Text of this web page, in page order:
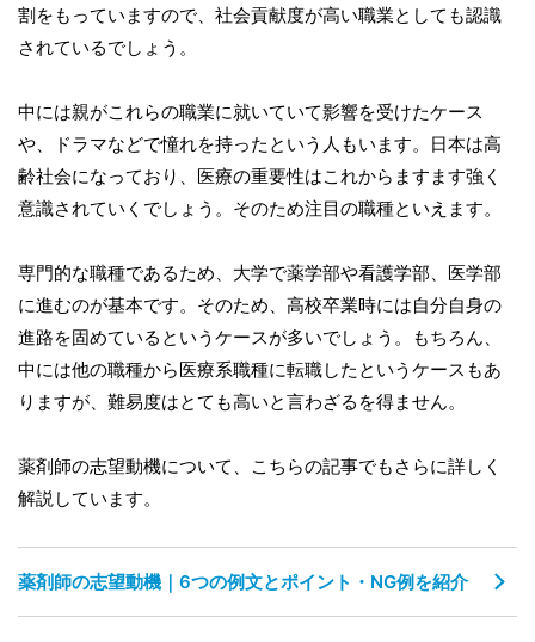
割をもっていますので、社会貢献度が高い職業としても認識
されているでしょう。
中には親がこれらの職業に就いていて影響を受けたケース
や、ドラマなどで憧れを持ったという人もいます。日本は高
齢社会になっており、医療の重要性はこれからますます強く
意識されていくでしょう。そのため注目の職種といえます。
専門的な職種であるため、大学で薬学部や看護学部、医学部
に進むのが基本です。そのため、高校卒業時には自分自身の
進路を固めているというケースが多いでしょう。もちろん、
中には他の職種から医療系職種に転職したというケースもあ
りますが、難易度はとても高いと言わざるを得ません。
薬剤師の志望動機について、こちらの記事でもさらに詳しく
解説しています。
薬剤師の志望動機｜6つの例文とポイント・NG例を紹介